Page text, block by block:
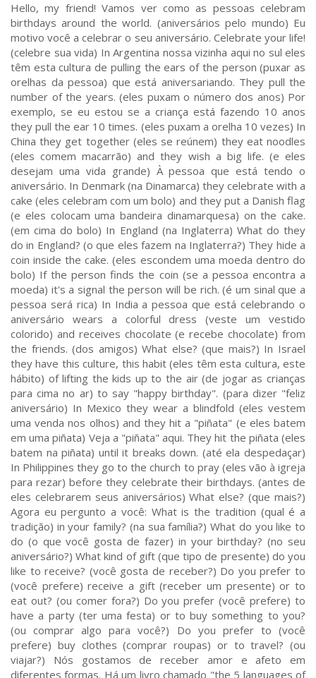
Hello, my friend! Vamos ver como as pessoas celebram
birthdays around the world. (aniversários pelo mundo) Eu
motivo você a celebrar o seu aniversário. Celebrate your life!
(celebre sua vida) In Argentina nossa vizinha aqui no sul eles
têm esta cultura de pulling the ears of the person (puxar as
orelhas da pessoa) que está aniversariando. They pull the
number of the years. (eles puxam o número dos anos) Por
exemplo, se eu estou se a criança está fazendo 10 anos
they pull the ear 10 times. (eles puxam a orelha 10 vezes) In
China they get together (eles se reúnem) they eat noodles
(eles comem macarrão) and they wish a big life. (e eles
desejam uma vida grande) À pessoa que está tendo o
aniversário. In Denmark (na Dinamarca) they celebrate with a
cake (eles celebram com um bolo) and they put a Danish flag
(e eles colocam uma bandeira dinamarquesa) on the cake.
(em cima do bolo) In England (na Inglaterra) What do they
do in England? (o que eles fazem na Inglaterra?) They hide a
coin inside the cake. (eles escondem uma moeda dentro do
bolo) If the person finds the coin (se a pessoa encontra a
moeda) it's a signal the person will be rich. (é um sinal que a
pessoa será rica) In India a pessoa que está celebrando o
aniversário wears a colorful dress (veste um vestido
colorido) and receives chocolate (e recebe chocolate) from
the friends. (dos amigos) What else? (que mais?) In Israel
they have this culture, this habit (eles têm esta cultura, este
hábito) of lifting the kids up to the air (de jogar as crianças
para cima no ar) to say "happy birthday". (para dizer "feliz
aniversário) In Mexico they wear a blindfold (eles vestem
uma venda nos olhos) and they hit a "piñata" (e eles batem
em uma piñata) Veja a "piñata" aqui. They hit the piñata (eles
batem na piñata) until it breaks down. (até ela despedaçar)
In Philippines they go to the church to pray (eles vão à igreja
para rezar) before they celebrate their birthdays. (antes de
eles celebrarem seus aniversários) What else? (que mais?)
Agora eu pergunto a você: What is the tradition (qual é a
tradição) in your family? (na sua família?) What do you like to
do (o que você gosta de fazer) in your birthday? (no seu
aniversário?) What kind of gift (que tipo de presente) do you
like to receive? (você gosta de receber?) Do you prefer to
(você prefere) receive a gift (receber um presente) or to
eat out? (ou comer fora?) Do you prefer (você prefere) to
have a party (ter uma festa) or to buy something to you?
(ou comprar algo para você?) Do you prefer to (você
prefere) buy clothes (comprar roupas) or to travel? (ou
viajar?) Nós gostamos de receber amor e afeto em
diferentes formas. Há um livro chamado "the 5 languages of